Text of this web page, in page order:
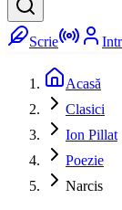
Scrie
Acasă
Clasici
Ion Pillat
Poezie
Narcis